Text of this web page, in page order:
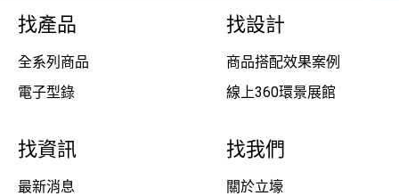
找產品
全系列商品
電子型錄
找設計
商品搭配效果案例
線上360環景展館
找資訊
最新消息
找我們
關於立壕